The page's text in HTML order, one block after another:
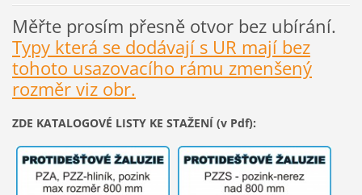
Měřte prosím přesně otvor bez ubírání.
Typy která se dodávají s UR mají bez
tohoto usazovacího rámu zmenšený
rozměr viz obr.
ZDE KATALOGOVÉ LISTY KE STAŽENÍ (v Pdf):